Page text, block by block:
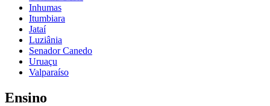
Inhumas
Itumbiara
Jataí
Luziânia
Senador Canedo
Uruaçu
Valparaíso
Ensino